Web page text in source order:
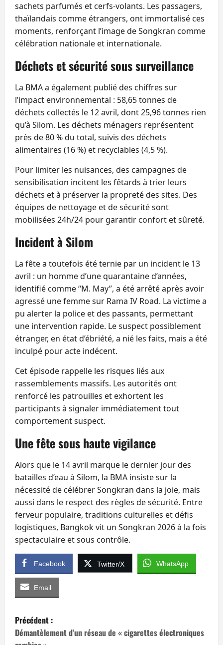
sachets parfumés et cerfs-volants. Les passagers,
thaïlandais comme étrangers, ont immortalisé ces
moments, renforçant l’image de Songkran comme
célébration nationale et internationale.
Déchets et sécurité sous surveillance
La BMA a également publié des chiffres sur
l’impact environnemental : 58,65 tonnes de
déchets collectés le 12 avril, dont 25,96 tonnes rien
qu’à Silom. Les déchets ménagers représentent
près de 80 % du total, suivis des déchets
alimentaires (16 %) et recyclables (4,5 %).
Pour limiter les nuisances, des campagnes de
sensibilisation incitent les fêtards à trier leurs
déchets et à préserver la propreté des sites. Des
équipes de nettoyage et de sécurité sont
mobilisées 24h/24 pour garantir confort et sûreté.
Incident à Silom
La fête a toutefois été ternie par un incident le 13
avril : un homme d’une quarantaine d’années,
identifié comme “M. May”, a été arrêté après avoir
agressé une femme sur Rama IV Road. La victime a
pu alerter la police et des passants, permettant
une intervention rapide. Le suspect possiblement
étranger, en état d’ébriété, a nié les faits, mais a été
inculpé pour acte indécent.
Cet épisode rappelle les risques liés aux
rassemblements massifs. Les autorités ont
renforcé les patrouilles et exhortent les
participants à signaler immédiatement tout
comportement suspect.
Une fête sous haute vigilance
Alors que le 14 avril marque le dernier jour des
batailles d’eau à Silom, la BMA insiste sur la
nécessité de célébrer Songkran dans la joie, mais
aussi dans le respect des règles de sécurité. Entre
ferveur populaire, traditions culturelles et défis
logistiques, Bangkok vit un Songkran 2026 à la fois
spectaculaire et sous contrôle.
Facebook Twitter/X WhatsApp
Email
N
a
Précédent :
Démantèlement d’un réseau de « cigarettes électroniques